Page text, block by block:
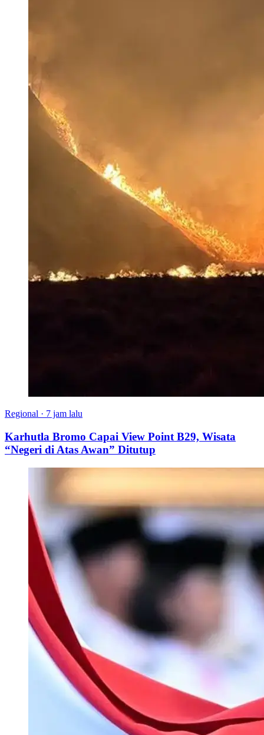
Regional · 7 jam lalu
Karhutla Bromo Capai View Point B29, Wisata
“Negeri di Atas Awan” Ditutup